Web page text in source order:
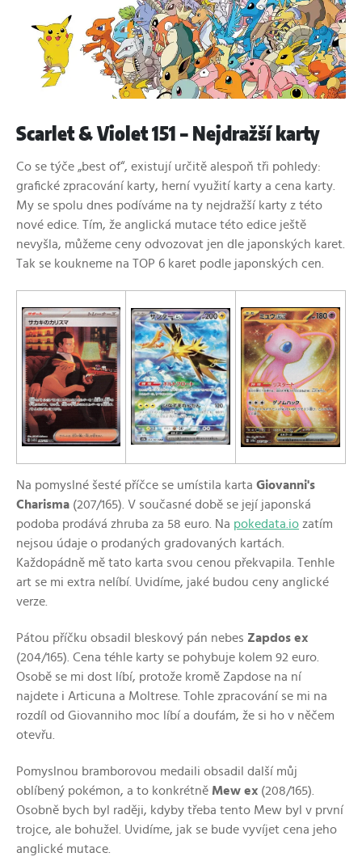
Scarlet & Violet 151 – Nejdražší karty
Co se týče „best of“, existují určitě alespoň tři pohledy:
grafické zpracování karty, herní využití karty a cena karty.
My se spolu dnes podíváme na ty nejdražší karty z této
nové edice. Tím, že anglická mutace této edice ještě
nevyšla, můžeme ceny odvozovat jen dle japonských karet.
Tak se koukneme na TOP 6 karet podle japonských cen.
Na pomyslné šesté příčce se umístila karta Giovanni's
Charisma (207/165). V současné době se její japonská
podoba prodává zhruba za 58 euro. Na pokedata.io zatím
nejsou údaje o prodaných gradovaných kartách.
Každopádně mě tato karta svou cenou překvapila. Tenhle
art se mi extra nelíbí. Uvidíme, jaké budou ceny anglické
verze.
Pátou příčku obsadil bleskový pán nebes Zapdos ex
(204/165). Cena téhle karty se pohybuje kolem 92 euro.
Osobě se mi dost líbí, protože kromě Zapdose na ní
najdete i Articuna a Moltrese. Tohle zpracování se mi na
rozdíl od Giovanniho moc líbí a doufám, že si ho v něčem
otevřu.
Pomyslnou bramborovou medaili obsadil další můj
oblíbený pokémon, a to konkrétně Mew ex (208/165).
Osobně bych byl raději, kdyby třeba tento Mew byl v první
trojce, ale bohužel. Uvidíme, jak se bude vyvíjet cena jeho
anglické mutace.